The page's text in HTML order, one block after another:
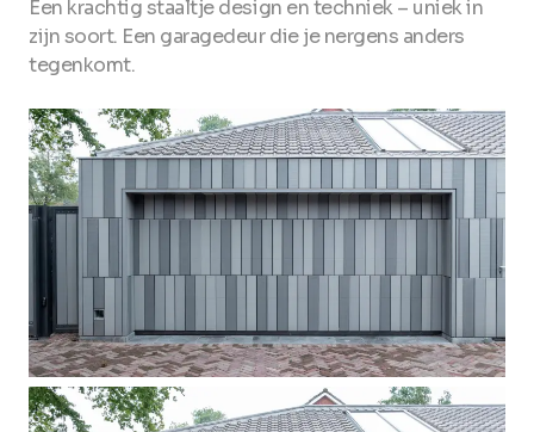
Een krachtig staaltje design en techniek – uniek in
zijn soort. Een garagedeur die je nergens anders
tegenkomt.